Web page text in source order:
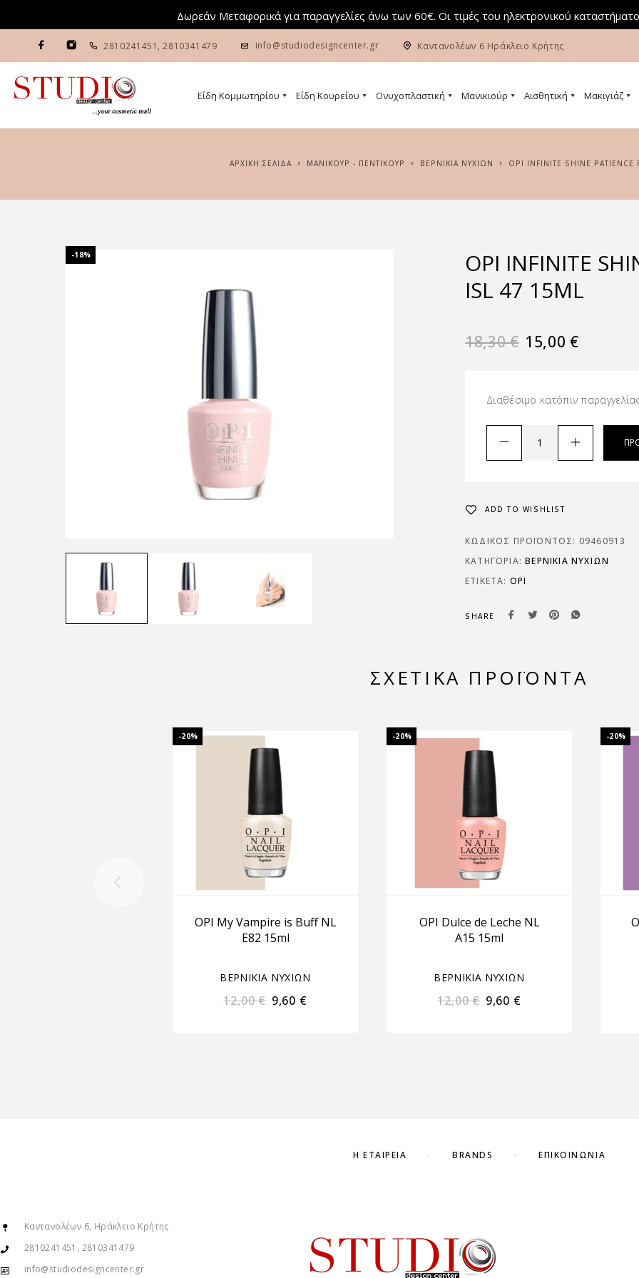
Δωρεάν Μεταφορικά για παραγγελίες άνω των 60€. Οι τιμές του ηλεκτρονικού
2810241451 , 2810341479 info@studiodesigncenter.gr Καντανολέων 6 Ηράκλειο Κρήτης
Είδη Κομμωτηρίου Είδη Κουρείου Ονυχοπλαστική Μανικιούρ Αισθητική Μακιγιάζ
ΑΡΧΙΚΉ ΣΕΛΊΔΑ ΜΑΝΙΚΟΥΡ - ΠΕΝΤΙΚΟΥΡ ΒΕΡΝΙΚΙΑ ΝΥΧΙΩΝ OPI INFINITE SHINE
-18%
OPI INFINITE
ISL 47 15ML
18,30€ 15,00 €
Διαθέσιμο κατόπιν
ADD TO WISHLIST
ΚΩΔΙΚΌΣ ΠΡΟΪΌΝΤΟΣ: 09460913
ΚΑΤΗΓΟΡΊΑ:ΒΕΡΝΙΚΙΑ ΝΥΧΙΩΝ
ΕΤΙΚΈΤΑ: OPI
SHARE
ΣΧΕΤΙΚΆ ΠΡΟΪΌΝΤΑ
-20%
OPI My Vampire is Buff NL
E82 15ml
ΒΕΡΝΙΚΙΑ ΝΥΧΙΩΝ
12,00€ 9,60 €
-20%
OPI Dulce de Leche NL
A15 15ml
ΒΕΡΝΙΚΙΑ ΝΥΧΙΩΝ
12,00€ 9,60 €
-20%
Η ΕΤΑΙΡΕΊΑ BRANDS ΕΠΙΚΟΙΝΩΝΊΑ
Καντανολέων 6, Ηράκλειο Κρήτης
2810241451, 2810341479
info@studiodesigncenter.gr